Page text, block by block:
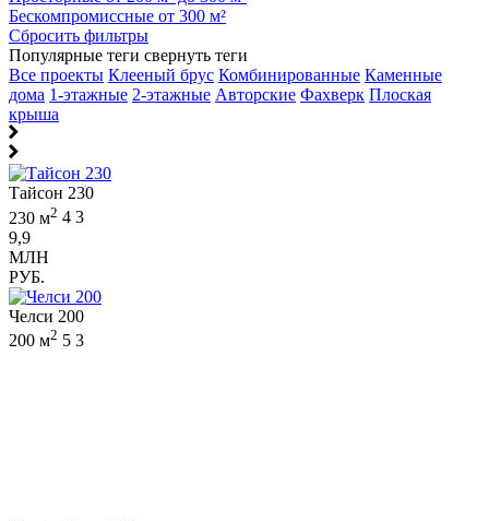
Бескомпромиссные от 300 м²
Сбросить фильтры
Популярные теги свернуть теги
Все проекты Клееный брус Комбинированные Каменные
дома 1-этажные 2-этажные Авторские Фахверк Плоская
крыша
Тайсон 230
230 м2 4 3
9,9
МЛН
РУБ.
Челси 200
200 м2 5 3